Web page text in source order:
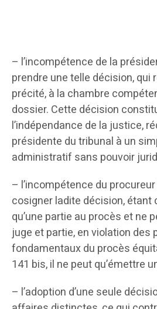
– l’incompétence de la
prendre une telle décision, qui
précité, à la chambre
dossier. Cette décision
l’indépendance de la justice,
présidente du tribunal à un
administratif sans pouvoir
– l’incompétence du
cosigner ladite décision, étant
qu’une partie au procès et ne
juge et partie, en violation des
fondamentaux du procès
141 bis, il ne peut qu’émettre
– l’adoption d’une seule